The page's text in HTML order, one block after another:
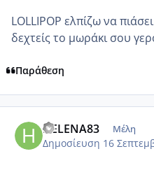
LOLLIPOP ελπίζω να
δεχτείς το μωράκι σου
Παράθεση
HELENA83 Μέλη
Δημοσίευση 16